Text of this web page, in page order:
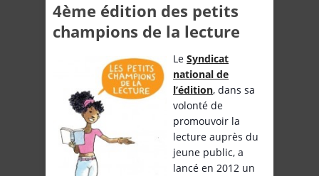
4ème édition des petits
champions de la lecture
LeSyndicat
national de
l’édition, dans sa
volonté de
promouvoir la
lecture auprès du
jeune public, a
lancé en 2012 un